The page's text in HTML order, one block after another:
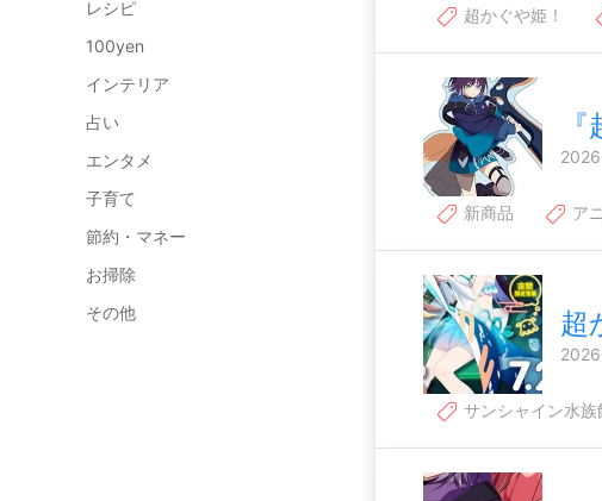
レシピ
100yen
インテリア
占い
エンタメ
子育て
節約・マネー
お掃除
その他
超かぐや姫！
新商品 ア
超
サンシャイン水族